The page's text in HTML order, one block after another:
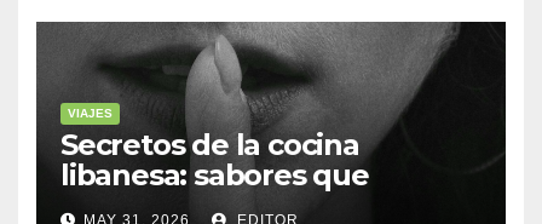
VIAJES
Secretos de la cocina
libanesa: sabores que
cuentan historias